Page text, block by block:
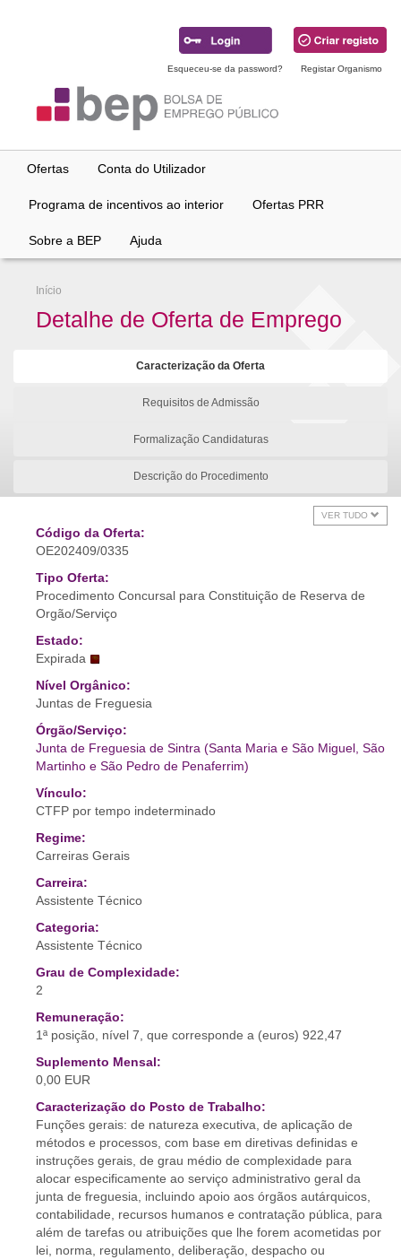
Esqueceu-se da password? Registar Organismo
Ofertas Conta do Utilizador
Programa de incentivos ao interior Ofertas PRR
Sobre a BEP Ajuda
Início
Detalhe de Oferta de Emprego
Caracterização da Oferta
Requisitos de Admissão
Formalização Candidaturas
Descrição do Procedimento
VER TUDO
Código da Oferta:
OE202409/0335
Tipo Oferta:
Procedimento Concursal para Constituição de Reserva de
Orgão/Serviço
Estado:
Expirada
Nível Orgânico:
Juntas de Freguesia
Órgão/Serviço:
Junta de Freguesia de Sintra (Santa Maria e São Miguel, São
Martinho e São Pedro de Penaferrim)
Vínculo:
CTFP por tempo indeterminado
Regime:
Carreiras Gerais
Carreira:
Assistente Técnico
Categoria:
Assistente Técnico
Grau de Complexidade:
2
Remuneração:
1ª posição, nível 7, que corresponde a (euros) 922,47
Suplemento Mensal:
0,00 EUR
Caracterização do Posto de Trabalho:
Funções gerais: de natureza executiva, de aplicação de
métodos e processos, com base em diretivas definidas e
instruções gerais, de grau médio de complexidade para
alocar especificamente ao serviço administrativo geral da
junta de freguesia, incluindo apoio aos órgãos autárquicos,
contabilidade, recursos humanos e contratação pública, para
além de tarefas ou atribuições que lhe forem acometidas por
lei, norma, regulamento, deliberação, despacho ou